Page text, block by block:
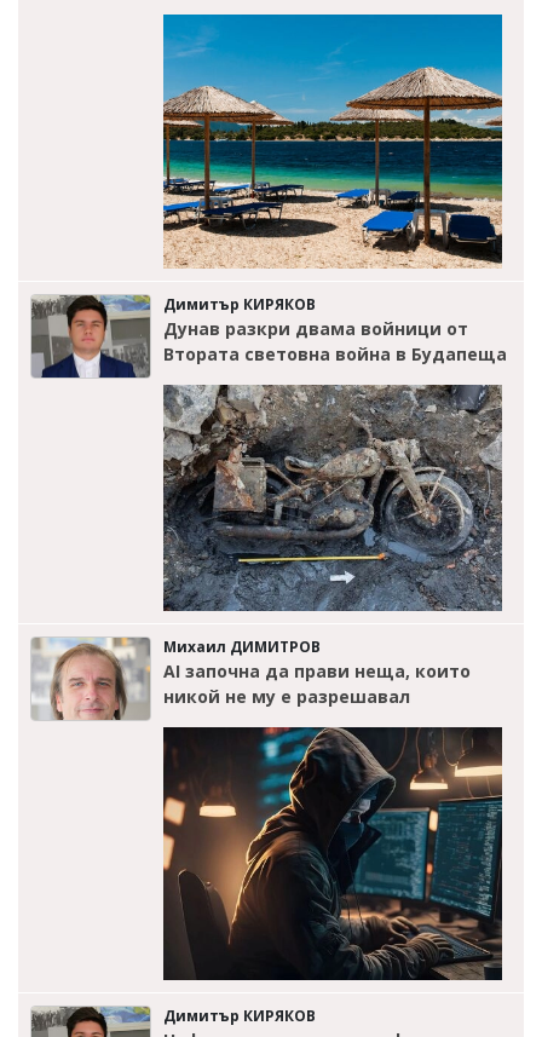
Димитър КИРЯКОВ
Дунав разкри двама войници от
Втората световна война в Будапеща
Михаил ДИМИТРОВ
AI започна да прави неща, които
никой не му е разрешавал
Димитър КИРЯКОВ